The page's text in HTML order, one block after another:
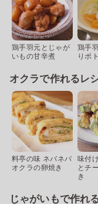
鶏手羽元とじゃが
いもの甘辛煮
鶏手
りポ
オクラで作れるレ
料亭の味 ネバネバ
オクラの卵焼き
味付
とチ
き
じゃがいもで作れ